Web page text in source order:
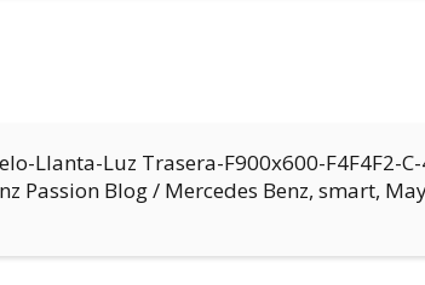
Llanta-Luz Trasera-F900x600-F4F4F2-
Passion Blog / Mercedes Benz, smart,